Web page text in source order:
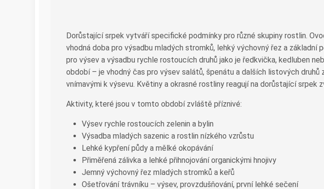
Dorůstající srpek vytváří specifické podmínky pro různé skupiny rostlin.
vhodná doba pro výsadbu mladých stromků, lehký výchovný řez a
pro výsev a výsadbu rychle rostoucích druhů jako je ředkvička, kedluben
období – je vhodný čas pro výsev salátů, špenátu a dalších listových
vnímavými k výsevu. Květiny a okrasné rostliny reagují na dorůstající
Aktivity, které jsou v tomto období zvláště příznivé:
Výsev rychle rostoucích zelenin a bylin
Výsadba mladých sazenic a rostlin nízkého vzrůstu
Lehké kypření půdy a mělké okopávání
Přiměřená zálivka a lehké přihnojování organickými hnojivy
Jemný výchovný řez mladých stromků a keřů
Ošetřování trávníku – výsev, provzdušňování, první lehké sečení